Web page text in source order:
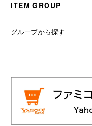
ITEM GROUP
グループから探す